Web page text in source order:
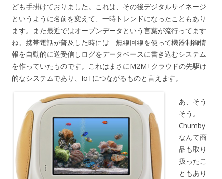
ども手掛けておりました。これは、その後デジタルサイネージ
というように名前を変えて、一時トレンドになったこともあり
ます。また最近ではオープンデータという言葉が流行ってます
ね。携帯電話が普及した時には、無線回線を使って機器制御情
報を自動的に送受信しログをデータベースに書き込むシステム
を作っていたものです。これはまさにM2M+クラウドの先駆け
的なシステムであり、IoTにつながるものと言えます。
あ、そう
そう。
Chumby
なんて商
品も取り
扱ったこ
ともあり